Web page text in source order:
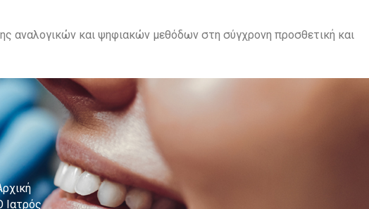
αναλογικών και ψηφιακών μεθόδων στη σύγχρονη προσθετική και
Ιατρός